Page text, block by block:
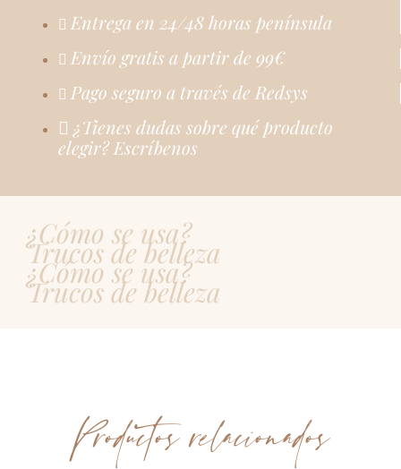
Entrega en 24/48 horas península
Envío gratis a partir de 99€
Pago seguro a través de Redsys
¿Tienes dudas sobre qué producto
elegir? Escríbenos
¿Cómo se usa?
Trucos de belleza
¿Cómo se usa?
Trucos de belleza
Productos relacionados